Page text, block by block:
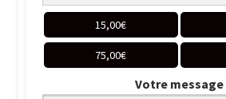
15,00€
75,00€
Votre message